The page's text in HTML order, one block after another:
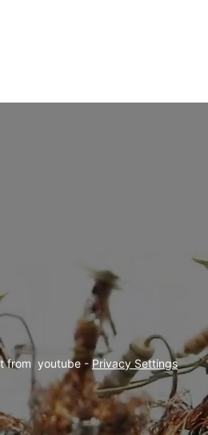
from  youtube - Privacy Settings